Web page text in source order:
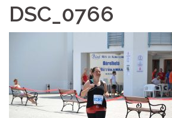
DSC_0766